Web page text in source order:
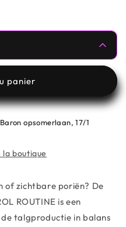
fromMESAUDA,
fromMESAUDA ,
panier
Baron opsomerlaan, 17/1
boutique
of zichtbare poriën? De
ROUTINE is een
talgproductie in balans